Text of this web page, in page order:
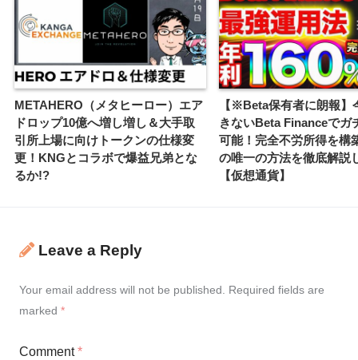
METAHERO（メタヒーロー）エア
ドロップ10億へ増し増し＆大手取
引所上場に向けトークンの仕様変
更！KNGとコラボで爆益兄弟とな
るか!?
【※Beta保有者に朗報】
きないBeta Financeでガ
可能！完全不労所得を構
の唯一の方法を徹底解説
【仮想通貨】
Leave a Reply
Your email address will not be published. Required fields are
marked *
Comment*